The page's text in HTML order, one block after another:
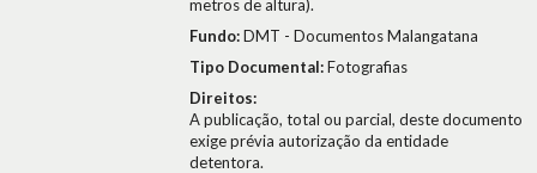
metros de altura).
Fundo:DMT - Documentos Malangatana
Tipo Documental:Fotografias
Direitos:
A publicação, total ou parcial, deste documento
exige prévia autorização da entidade
detentora.